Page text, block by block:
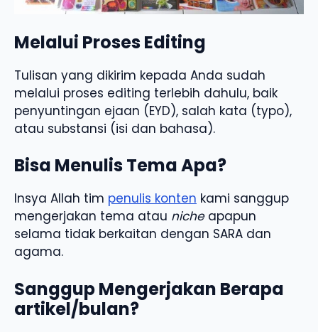
Melalui Proses Editing
Tulisan yang dikirim kepada Anda sudah
melalui proses editing terlebih dahulu, baik
penyuntingan ejaan (EYD), salah kata (typo),
atau substansi (isi dan bahasa).
Bisa Menulis Tema Apa?
Insya Allah tim penulis konten kami sanggup
mengerjakan tema atau nicheapapun
selama tidak berkaitan dengan SARA dan
agama.
Sanggup Mengerjakan Berapa
artikel/bulan?